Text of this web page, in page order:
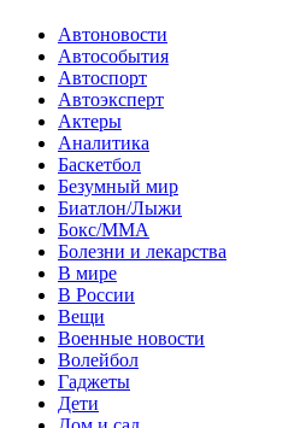
Автоновости
Автособытия
Автоспорт
Автоэксперт
Актеры
Аналитика
Баскетбол
Безумный мир
Биатлон/Лыжи
Бокс/MMA
Болезни и лекарства
В мире
В России
Вещи
Военные новости
Волейбол
Гаджеты
Дети